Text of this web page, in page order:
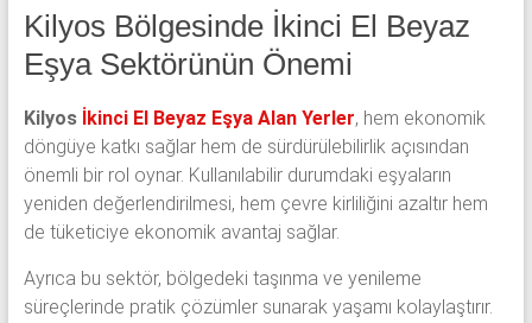
Kilyos Bölgesinde İkinci El Beyaz
Eşya Sektörünün Önemi
Kilyos İkinci El Beyaz Eşya Alan Yerler, hem ekonomik
döngüye katkı sağlar hem de sürdürülebilirlik açısından
önemli bir rol oynar. Kullanılabilir durumdaki eşyaların
yeniden değerlendirilmesi, hem çevre kirliliğini azaltır hem
de tüketiciye ekonomik avantaj sağlar.
Ayrıca bu sektör, bölgedeki taşınma ve yenileme
süreçlerinde pratik çözümler sunarak yaşamı kolaylaştırır.